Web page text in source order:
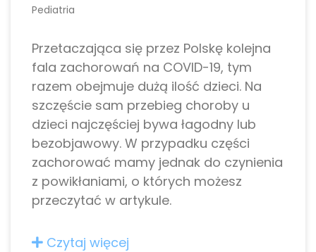
Pediatria
Przetaczająca się przez Polskę kolejna
fala zachorowań na COVID-19, tym
razem obejmuje dużą ilość dzieci. Na
szczęście sam przebieg choroby u
dzieci najczęściej bywa łagodny lub
bezobjawowy. W przypadku części
zachorować mamy jednak do czynienia
z powikłaniami, o których możesz
przeczytać w artykule.
Czytaj więcej